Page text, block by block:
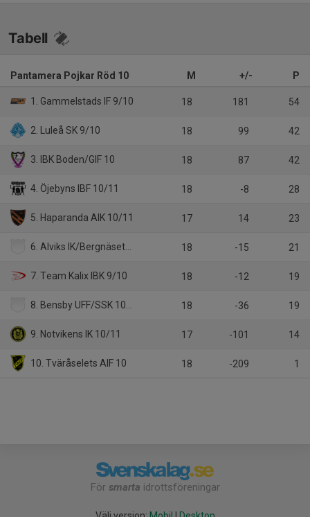
Tabell
Pantamera Pojkar Röd 10 M +/- P
1. Gammelstads IF 9/10 18 181 54
2. Luleå SK 9/10 18 99 42
3. IBK Boden/GIF 10 18 87 42
4. Öjebyns IBF 10/11 18 -8 28
5. Haparanda AIK 10/11 17 14 23
6. Alviks IK/Bergnäsets AIK 10/11 18 -15 21
7. Team Kalix IBK 9/10 18 -12 19
8. Bensby UFF/SSK 10/11 18 -36 19
9. Notvikens IK 10/11 17 -101 14
10. Tväråselets AIF 10 18 -209 1
För smarta idrottsföreningar